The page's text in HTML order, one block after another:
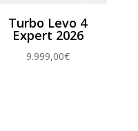
Turbo Levo 4
Expert 2026
9.999,00€